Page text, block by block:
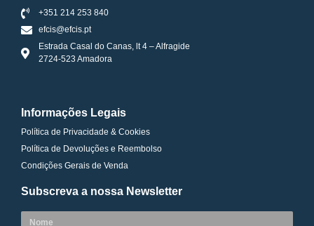
+351 214 253 840
efcis@efcis.pt
Estrada Casal do Canas, lt 4 – Alfragide
2724-523 Amadora
Informações Legais
Política de Privacidade & Cookies
Política de Devoluções e Reembolso
Condições Gerais de Venda
Subscreva a nossa Newsletter